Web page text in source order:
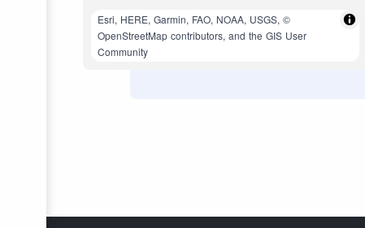
Esri, HERE, Garmin, FAO, NOAA, USGS, ©
OpenStreetMap contributors, and the GIS User
Community